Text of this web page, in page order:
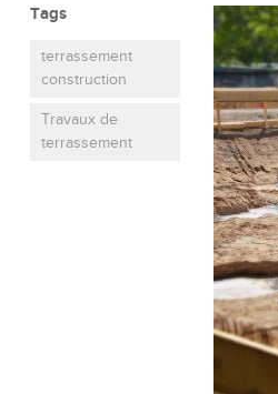
Tags
terrassement
construction
Travaux de
terrassement